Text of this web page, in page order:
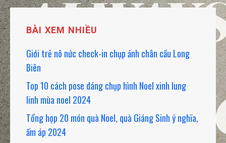
BÀI XEM NHIỀU
Giới trẻ nô nức check-in chụp ảnh chân cầu Long
Biên
Top 10 cách pose dáng chụp hình Noel xinh lung
linh mùa noel 2024
Tổng hợp 20 món quà Noel, quà Giáng Sinh ý nghĩa,
ấm áp 2024